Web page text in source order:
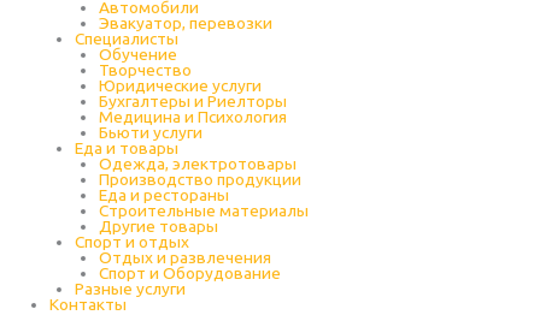
Автомобили
Эвакуатор, перевозки
Специалисты
Обучение
Творчество
Юридические услуги
Бухгалтеры и Риелторы
Медицина и Психология
Бьюти услуги
Еда и товары
Одежда, электротовары
Производство продукции
Еда и рестораны
Строительные материалы
Другие товары
Спорт и отдых
Отдых и развлечения
Спорт и Оборудование
Разные услуги
Контакты